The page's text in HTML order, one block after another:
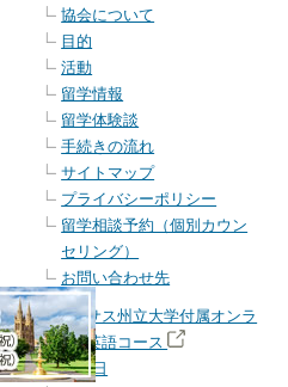
協会について
目的
活動
留学情報
留学体験談
手続きの流れ
サイトマップ
プライバシーポリシー
留学相談予約（個別カウン
セリング）
お問い合わせ先
テキサス州立大学付属オンラ
イン英語コース
開講日